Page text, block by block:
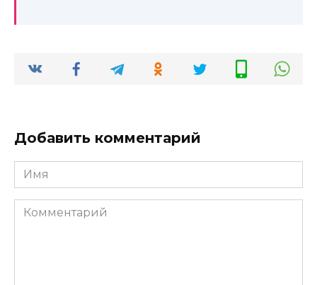
Добавить комментарий
Имя
*
Комментарий